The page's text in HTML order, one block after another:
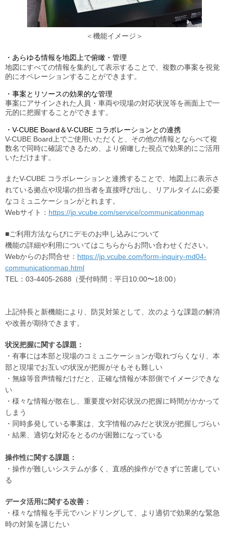
＜機能イメージ＞
・あらゆる情報を地図上で俯瞰・管理
地図にすべての情報を集約して表示することで、複数の事案を視覚
的にオペレーションすることができます。
・事案とリソースの効果的な管理
事案にアサインされた人員・車両や現場の対応状況等を画面上で一
元的に把握することができます。
・V-CUBE Board＆V-CUBE コラボレーションとの連携
V-CUBE Board上でご使用いただくと、その他の情報とならべて複
数名で同時に確認できるため、より俯瞰した視点で効果的にご活用
いただけます。
またV-CUBE コラボレーションと連携することで、地図上に表示さ
れている拠点や現場の担当者を直接呼び出し、リアルタイムに必要
なコミュニケーションがとれます。
Webサイト： https://jp.vcube.com/service/communicationmap
■ご利用方法ならびにデモのお申し込みについて
機能の詳細や利用についてはこちらからお問い合わせください。
Webからのお問合せ： https://jp.vcube.com/form-inquiry-md04-
communicationmap.html
TEL：03-4405-2688（受付時間：平日10:00〜18:00）
上記特長と新機能により、防災対策として、次のような課題の解消
や改善が期待できます。
状況把握に関する課題：
・有事には本部と現場のコミュニケーションが取れづらくなり、本
部と現場でお互いの状況が把握がそもそも難しい
・無線等音声情報だけだと、正確な情報が本部側でイメージできな
い
・様々な情報が散在し、重要度や対応状況の把握に時間がかかって
しまう
・同時多発している事案は、文字情報のみだと状況が把握しづらい
・結果、適切な対応をとるのが困難になっている
操作性に関する課題：
・操作が難しいシステムが多く、直感的操作ができずに苦慮してい
る
データ活用に関する改善：
・様々な情報を手元でハンドリングして、より適切で効果的な緊急
時の対策を講じたい